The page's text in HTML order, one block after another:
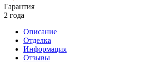
Гарантия
2 года
Описание
Отделка
Информация
Отзывы